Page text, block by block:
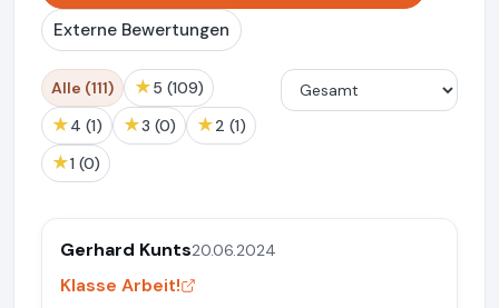
Externe Bewertungen
Alle (111) ★ 5 (109)
★ 4 (1) ★ 3 (0) ★ 2 (1)
★ 1 (0)
Gerhard Kunts20.06.2024
Klasse Arbeit!